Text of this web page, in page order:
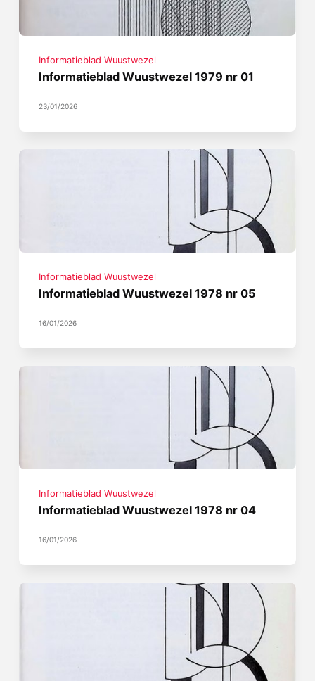
Informatieblad Wuustwezel
Informatieblad Wuustwezel 1979 nr 01
23/01/2026
Informatieblad Wuustwezel
Informatieblad Wuustwezel 1978 nr 05
16/01/2026
Informatieblad Wuustwezel
Informatieblad Wuustwezel 1978 nr 04
16/01/2026